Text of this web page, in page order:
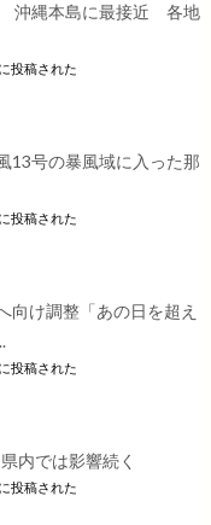
沖縄本島に最接近 各地
投稿された
号の暴風域に入った那
投稿された
向け調整「あの日を超え
投稿された
内では影響続く
投稿された